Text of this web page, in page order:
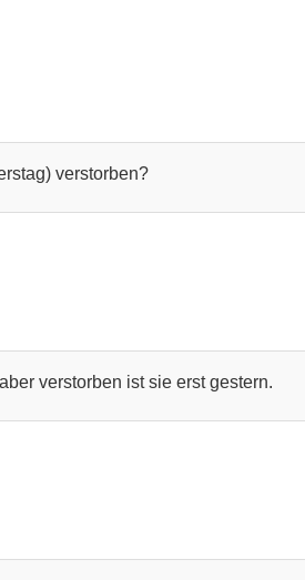
verstorben?
verstorben ist sie erst gestern.